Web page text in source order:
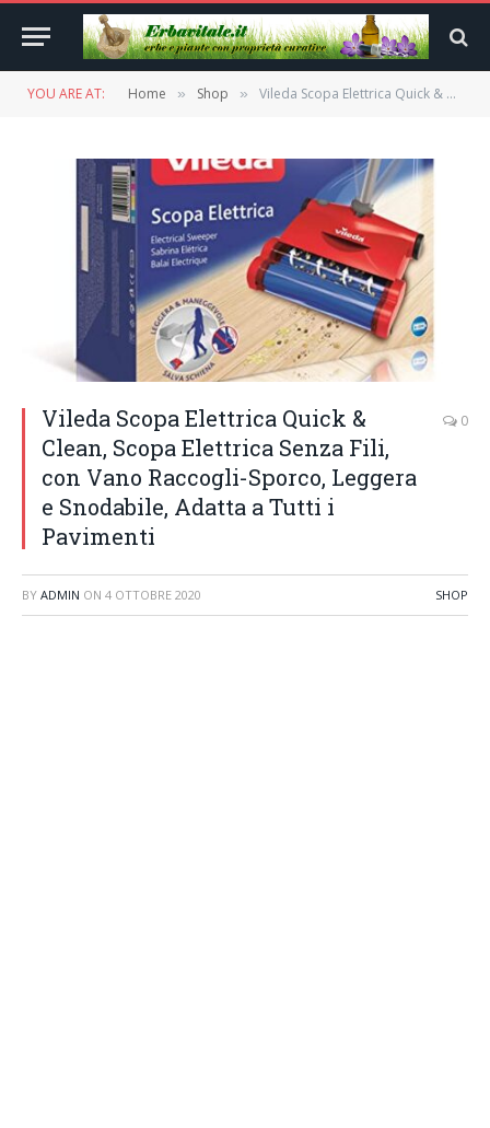
YOU ARE AT: Home » Shop » Vileda Scopa Elettrica Quick & Clean, Scopa Elettrica Senza Fili, con Vano Raccogli-Sporco, Leggera e Snodabile, Adatta a Tutti i Pavimenti
Vileda Scopa Elettrica Quick &
Clean, Scopa Elettrica Senza Fili,
con Vano Raccogli-Sporco, Leggera
e Snodabile, Adatta a Tutti i
Pavimenti
0
BY ADMIN ON 4 OTTOBRE 2020 SHOP